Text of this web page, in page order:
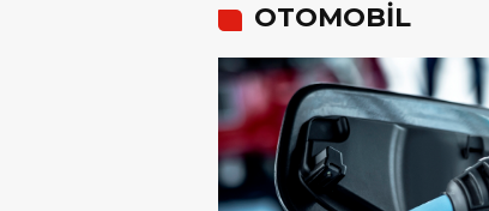
OTOMOBİL